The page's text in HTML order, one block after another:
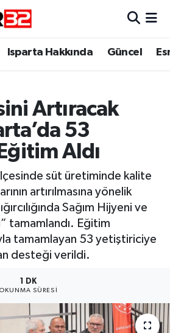
Isparta Hakkında Güncel
Artıracak
53
Aldı
ilçesinde süt üretiminde kalite
artırılmasına yönelik
Sağım Hijyeni ve
tamamlandı. Eğitim
tamamlayan 53 yetiştiriciye
desteği verildi.
1 DK
OKUNMA SÜRESI
Eczaneler
Haritası
Durumu ve Fikstür